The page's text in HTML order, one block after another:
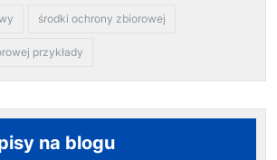
środki ochrony zbiorowej
przykłady
na blogu